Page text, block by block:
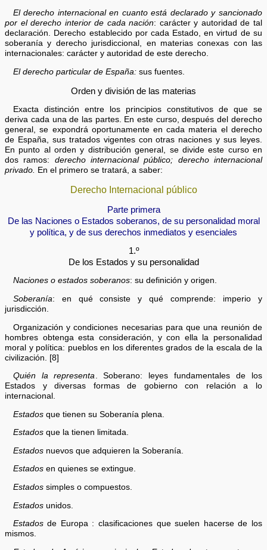
El derecho internacional en cuanto está declarado y sancionado
por el derecho interior de cada nación: carácter y autoridad de tal
declaración. Derecho establecido por cada Estado, en virtud de su
soberanía y derecho jurisdiccional, en materias conexas con las
internacionales: carácter y autoridad de este derecho.
El derecho particular de España:sus fuentes.
Orden y división de las materias
Exacta distinción entre los principios constitutivos de que se
deriva cada una de las partes. En este curso, después del derecho
general, se expondrá oportunamente en cada materia el derecho
de España, sus tratados vigentes con otras naciones y sus leyes.
En punto al orden y distribución general, se divide este curso en
dos ramos: derecho internacional público; derecho internacional
privado. En el primero se tratará, a saber:
Derecho Internacional público
Parte primera
De las Naciones o Estados soberanos, de su personalidad moral
y política, y de sus derechos inmediatos y esenciales
1.º
De los Estados y su personalidad
Naciones o estados soberanos: su definición y origen.
Soberanía: en qué consiste y qué comprende: imperio y
jurisdicción.
Organización y condiciones necesarias para que una reunión de
hombres obtenga esta consideración, y con ella la personalidad
moral y política: pueblos en los diferentes grados de la escala de la
civilización. [8]
Quién la representa. Soberano: leyes fundamentales de los
Estados y diversas formas de gobierno con relación a lo
internacional.
Estadosque tienen su Soberanía plena.
Estadosque la tienen limitada.
Estadosnuevos que adquieren la Soberanía.
Estadosen quienes se extingue.
Estadossimples o compuestos.
Estadosunidos.
Estadosde Europa : clasificaciones que suelen hacerse de los
mismos.